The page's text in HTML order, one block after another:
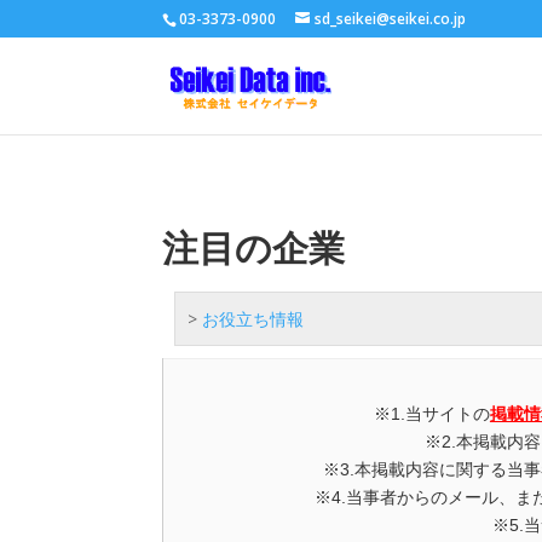
03-3373-0900 sd_seikei@seikei.co.jp
注目の企業
> お役立ち情報
※1.当サイトの掲載
※2.本掲載内容
※3.本掲載内容に関する当
※4.当事者からのメール、ま
※5.当